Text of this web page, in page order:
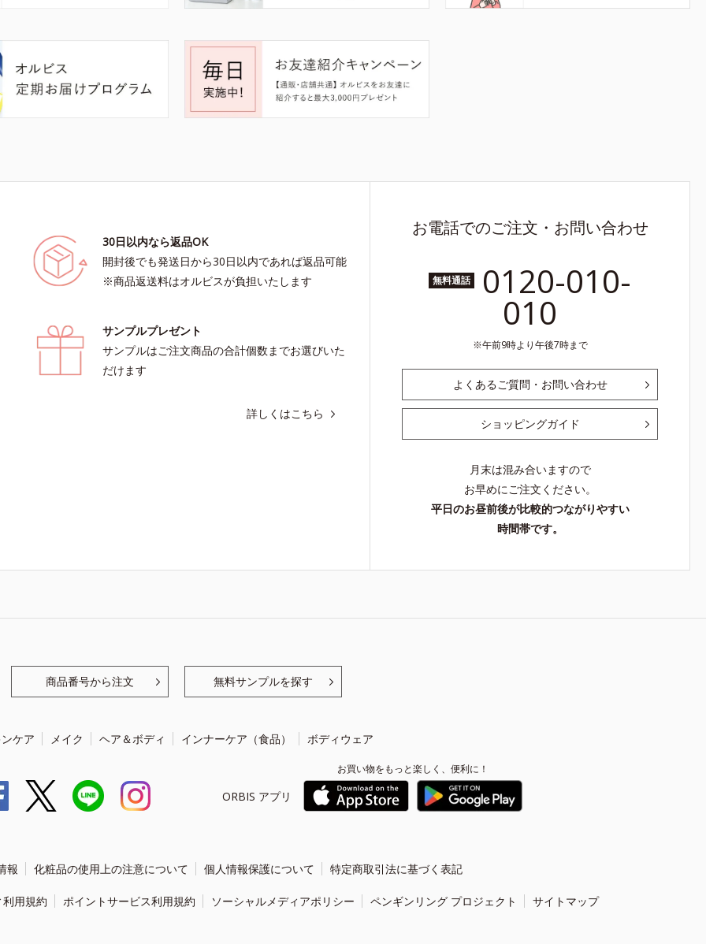
30日以内なら返品OK
開封後でも発送日から30日以内であれば返品可能
※商品返送料はオルビスが負担いたします
サンプルプレゼント
サンプルはご注文商品の合計個数までお選びいた
だけます
詳しくはこちら
お電話でのご注文・お問い合わせ
無料通話 0120-010-
010
午前9時より午後7時まで
よくあるご質問・お問い合わせ
ショッピングガイド
月末は混み合いますので
お早めにご注文ください。
平日のお昼前後が比較的つながりやすい
時間帯です。
商品番号から注文 無料サンプルを探す
ケア メイク ヘア＆ボディ インナーケア（食品） ボディウェア
ORBIS アプリ
お買い物をもっと楽しく、便利に！
報 化粧品の使用上の注意について 個人情報保護について 特定商取引法に基づく表記
用規約 ポイントサービス利用規約 ソーシャルメディアポリシー ペンギンリング プロジェクト サイトマップ